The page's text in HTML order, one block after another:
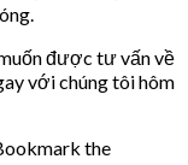
được tư vấn về
với chúng tôi hôm
the